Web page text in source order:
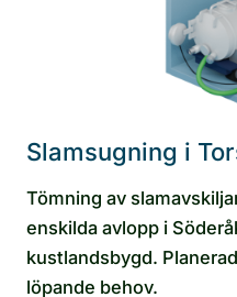
Slamsugning i
Tömning av
enskilda avlopp i
kustlandsbygd.
löpande behov.